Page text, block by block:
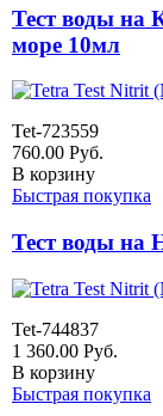
Тест воды на
море 10мл
Tet-723559
760.00 Руб.
В корзину
Быстрая покупка
Тест воды на
Tet-744837
1 360.00 Руб.
В корзину
Быстрая покупка